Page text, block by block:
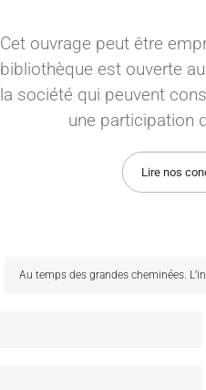
Cet ouvrage peut être
bibliothèque est ouverte
la société qui peuvent
une participation
Lire nos